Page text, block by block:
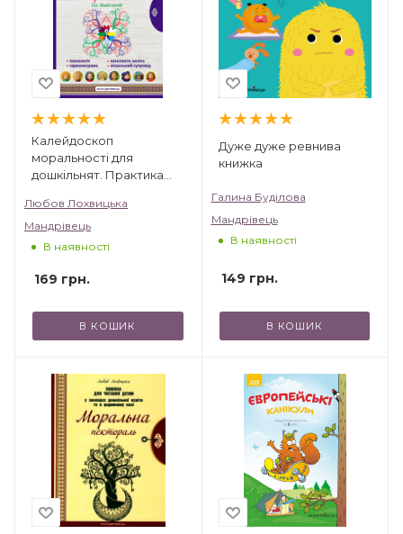
Калейдоскоп
моральності для
дошкільнят. Практика
використанням
лялькотехніки
Любов Лохвицька
Мандрівець
В наявності
169 грн.
В КОШИК
Дуже дуже ревнива
книжка
Галина Буділова
Мандрівець
В наявності
149 грн.
В КОШИК